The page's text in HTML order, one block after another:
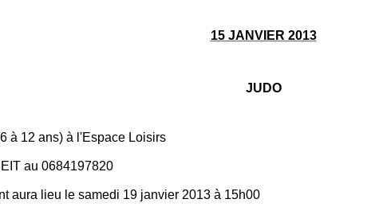
15 JANVIER 2013
JUDO
à 12 ans) à l'Espace Loisirs
au 0684197820
aura lieu le samedi 19 janvier 2013 à 15h00